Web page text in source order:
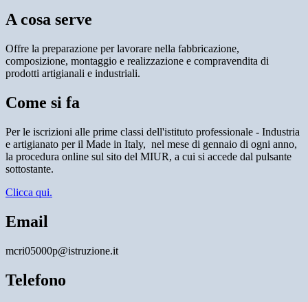
A cosa serve
Offre la preparazione per lavorare nella fabbricazione,
composizione, montaggio e realizzazione e compravendita di
prodotti artigianali e industriali.
Come si fa
Per le iscrizioni alle prime classi dell'istituto professionale - Industria
e artigianato per il Made in Italy, nel mese di gennaio di ogni anno,
la procedura online sul sito del MIUR, a cui si accede dal pulsante
sottostante.
Clicca qui.
Email
mcri05000p@istruzione.it
Telefono